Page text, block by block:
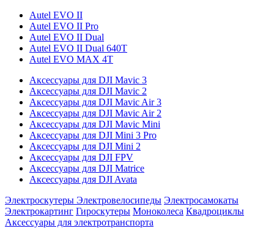
Autel EVO II
Autel EVO II Pro
Autel EVO II Dual
Autel EVO II Dual 640T
Autel EVO MAX 4T
Аксессуары для DJI Mavic 3
Аксессуары для DJI Mavic 2
Аксессуары для DJI Mavic Air 3
Аксессуары для DJI Mavic Air 2
Аксессуары для DJI Mavic Mini
Аксессуары для DJI Mini 3 Pro
Аксессуары для DJI Mini 2
Аксессуары для DJI FPV
Аксессуары для DJI Matrice
Аксессуары для DJI Avata
Электроскутеры Электровелосипеды Электросамокаты
Электрокартинг Гироскутеры Моноколеса Квадроциклы
Аксессуары для электротранспорта